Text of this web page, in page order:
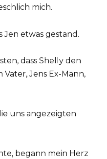
mich.
Jen etwas gestand.
dass Shelly den
Jens Ex-Mann,
uns angezeigten
begann mein Herz